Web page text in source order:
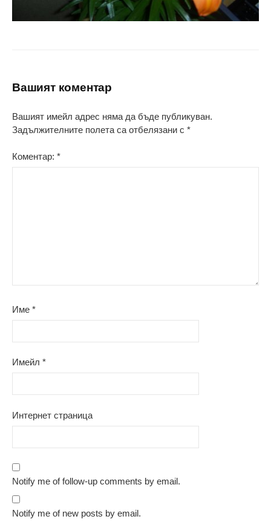
Вашият коментар
Вашият имейл адрес няма да бъде публикуван.
Задължителните полета са отбелязани с *
Коментар: *
Име *
Имейл *
Интернет страница
Notify me of follow-up comments by email.
Notify me of new posts by email.